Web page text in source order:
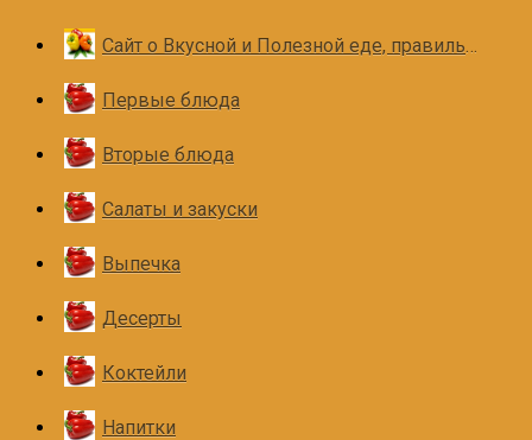
Сайт о Вкусной и Полезной еде, правильном и здоровом питании
Первые блюда
Вторые блюда
Салаты и закуски
Выпечка
Десерты
Коктейли
Напитки